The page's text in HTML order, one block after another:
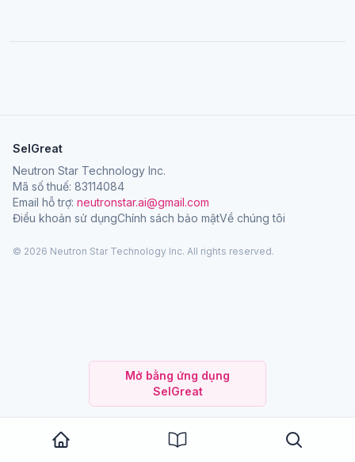
Mở bằng ứng dụng
SelGreat
SelGreat
Neutron Star Technology Inc.
Mã số thuế: 83114084
Email hỗ trợ: neutronstar.ai@gmail.com
Điều khoản sử dụngChính sách bảo mậtVề chúng tôi
© 2026 Neutron Star Technology Inc. All rights reserved.